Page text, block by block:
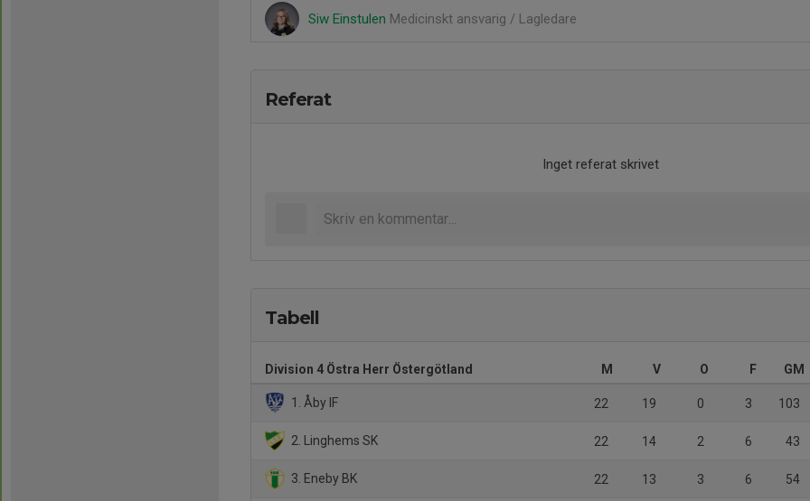
Siw Einstulen Medicinskt ansvarig / Lagledare
Referat
Inget referat skrivet
Tabell
Division 4 Östra Herr Östergötland M V O F GM
1. Åby IF 22 19 0 3 103
2. Linghems SK 22 14 2 6 43
3. Eneby BK 22 13 3 6 54